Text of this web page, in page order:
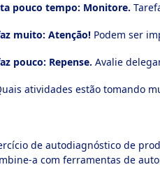
pouco tempo: Monitore.
muito: Atenção! Podem ser
pouco: Repense. Avalie
atividades estão tomando
de autodiagnóstico de
a com ferramentas de